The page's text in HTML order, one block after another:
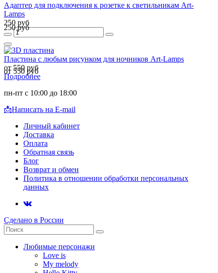
Адаптер для подключения к розетке к светильникам Art-
Lamps
250 руб
250 руб
Пластина с любым рисунком для ночников Art-Lamps
от 550 руб
от 550 руб
Подробнее
пн-пт с 10:00 до 18:00
📩Написать на E-mail
Личный кабинет
Доставка
Оплата
Обратная связь
Блог
Возврат и обмен
Политика в отношении обработки персональных
данных
Сделано в России
Любимые персонажи
Love is
My melody